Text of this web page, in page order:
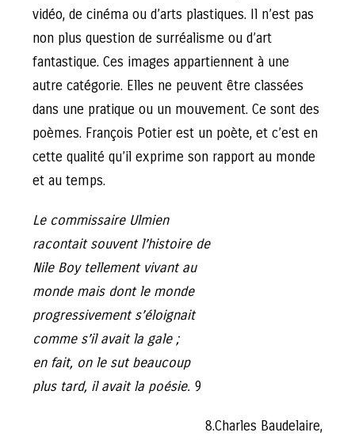
vidéo, de cinéma ou d’arts plastiques. Il n’est pas
non plus question de surréalisme ou d’art
fantastique. Ces images appartiennent à une
autre catégorie. Elles ne peuvent être classées
dans une pratique ou un mouvement. Ce sont des
poèmes. François Potier est un poète, et c’est en
cette qualité qu’il exprime son rapport au monde
et au temps.
Le commissaire Ulmien
racontait souvent l’histoire de
Nile Boy tellement vivant au
monde mais dont le monde
progressivement s’éloignait
comme s’il avait la gale ;
en fait, on le sut beaucoup
plus tard, il avait la poésie. 9
8.Charles Baudelaire,